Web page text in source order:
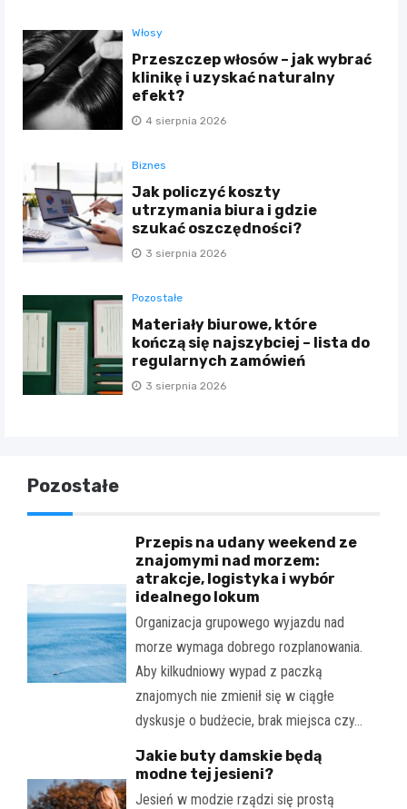
Włosy
Przeszczep włosów – jak wybrać
klinikę i uzyskać naturalny
efekt?
4 sierpnia 2026
Biznes
Jak policzyć koszty
utrzymania biura i gdzie
szukać oszczędności?
3 sierpnia 2026
Pozostałe
Materiały biurowe, które
kończą się najszybciej – lista do
regularnych zamówień
3 sierpnia 2026
Pozostałe
Przepis na udany weekend ze
znajomymi nad morzem:
atrakcje, logistyka i wybór
idealnego lokum
Organizacja grupowego wyjazdu nad
morze wymaga dobrego rozplanowania.
Aby kilkudniowy wypad z paczką
znajomych nie zmienił się w ciągłe
dyskusje o budżecie, brak miejsca czy…
Jakie buty damskie będą
modne tej jesieni?
Jesień w modzie rządzi się prostą